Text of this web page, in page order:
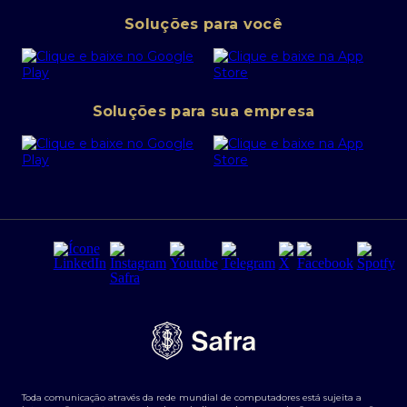
Canal de denúncias
Política de Segurança Cibernética
Portal da Privacidade
PRSAC
Regras e Parâmetros de Atuação Banco Safra
Segurança da Informação
Tarifas e serviços Pessoa Física
Transparência de remuneração
Abra sua conta PJ
SafraPay
Cartão Safra Empresas
Empréstimo e financiamentos PJ
Derivativos
Agronegócios
Soluções para você
Soluções para sua empresa
Toda comunicação através da rede mundial de computadores está sujeita a